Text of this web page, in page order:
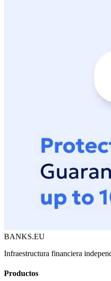
BANKS.EU
Infraestructura financiera
Productos